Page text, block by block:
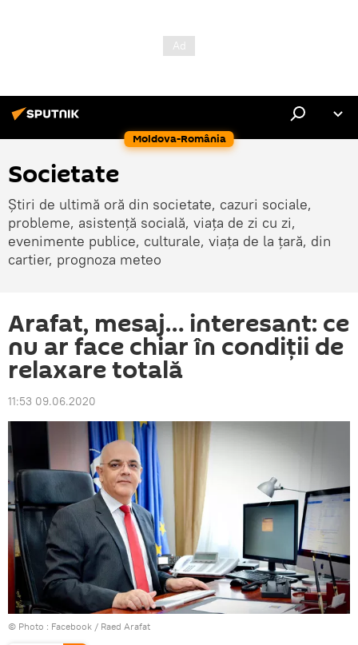
Moldova-România
Societate
Știri de ultimă oră din societate, cazuri sociale,
probleme, asistență socială, viața de zi cu zi,
evenimente publice, culturale, viața de la țară, din
cartier, prognoza meteo
Arafat, mesaj… interesant: ce
nu ar face chiar în condiții de
relaxare totală
11:53 09.06.2020
© Photo : Facebook / Raed Arafat